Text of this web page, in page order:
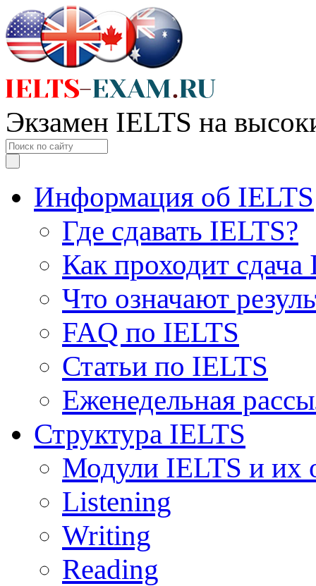
Экзамен IELTS на
Информация об IELTS
Где сдавать IELTS?
Как проходит сдача
Что означают
FAQ по IELTS
Статьи по IELTS
Еженедельная
Структура IELTS
Модули IELTS и их
Listening
Writing
Reading